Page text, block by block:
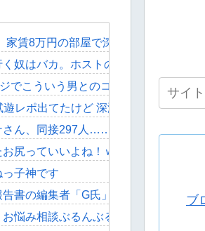
リードニヒだった模様！
ｗ(画像ｱﾘ)
果…
家賃8万円の部屋で深夜配信→管理会
奴はバカ。ホストの初回なら居酒屋
でこういう男とのコラボも解禁したほ
遊レポ出てたけど 深海エリアは皇女が
さん、同接297人……
尻っていいよね！ｗｗｗｗｗ
子神です
書の編集者「G氏」は成田卓哉氏...X
お悩み相談ぶるんぶるん編まとめ『
ブ